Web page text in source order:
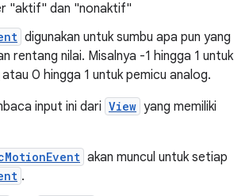
"aktif" dan "nonaktif"
digunakan untuk sumbu apa pun yang
rentang nilai. Misalnya -1 hingga 1 untuk
0 hingga 1 untuk pemicu analog.
input ini dari View yang memiliki
akan muncul untuk setiap
.